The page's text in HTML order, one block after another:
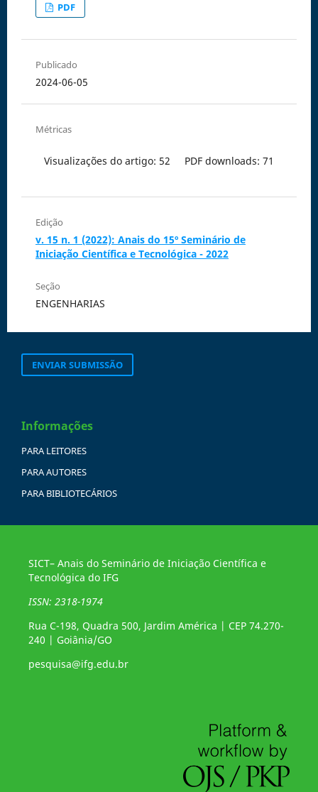
PDF
Publicado
2024-06-05
Métricas
Visualizações do artigo: 52 PDF downloads: 71
Edição
v. 15 n. 1 (2022): Anais do 15º Seminário de
Iniciação Científica e Tecnológica - 2022
Seção
ENGENHARIAS
ENVIAR SUBMISSÃO
Informações
PARA LEITORES
PARA AUTORES
PARA BIBLIOTECÁRIOS
SICT– Anais do Seminário de Iniciação Científica e
Tecnológica do IFG
ISSN: 2318-1974
Rua C-198, Quadra 500, Jardim América | CEP 74.270-
240 | Goiânia/GO
pesquisa@ifg.edu.br